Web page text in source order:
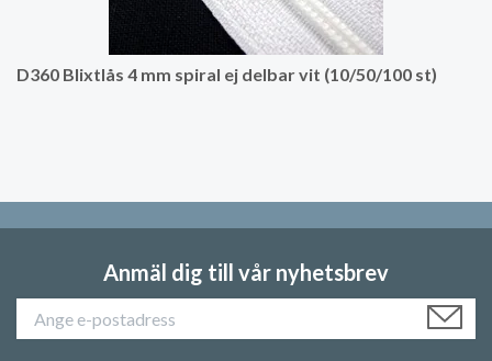
D360 Blixtlås 4 mm spiral ej delbar vit (10/50/100 st)
Anmäl dig till vår nyhetsbrev